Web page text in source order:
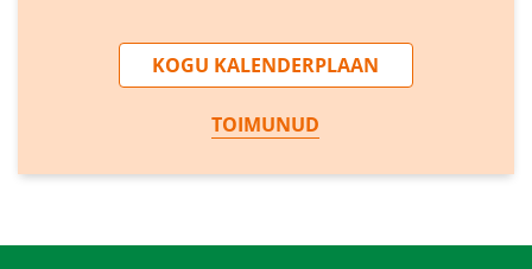
KOGU KALENDERPLAAN
TOIMUNUD